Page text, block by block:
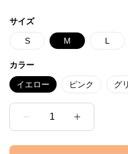
サイズ
S M L
カラー
イエロー ピンク グ
1